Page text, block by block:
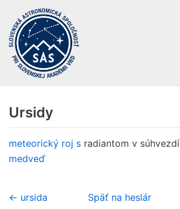
Preskočiť
na
obsah
Ursidy
meteorický roj s radiantom v súhvezdí
medveď
← ursida Späť na heslár